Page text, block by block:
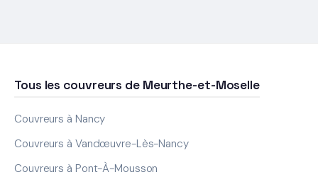
Tous les couvreurs de Meurthe-et-Moselle
Couvreurs à Nancy
Couvreurs à Vandœuvre-Lès-Nancy
Couvreurs à Pont-À-Mousson